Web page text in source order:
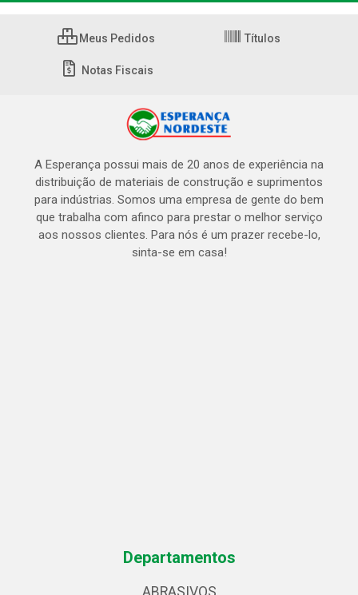
Meus Pedidos Títulos
Notas Fiscais
A Esperança possui mais de 20 anos de experiência na
distribuição de materiais de construção e suprimentos
para indústrias. Somos uma empresa de gente do bem
que trabalha com afinco para prestar o melhor serviço
aos nossos clientes. Para nós é um prazer recebe-lo,
sinta-se em casa!
Departamentos